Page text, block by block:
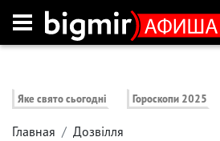
Яке свято сьогодні Гороскопи 2025
Главная Дозвілля